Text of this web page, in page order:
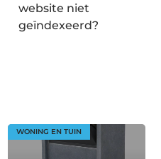
website niet
geïndexeerd?
WONING EN TUIN